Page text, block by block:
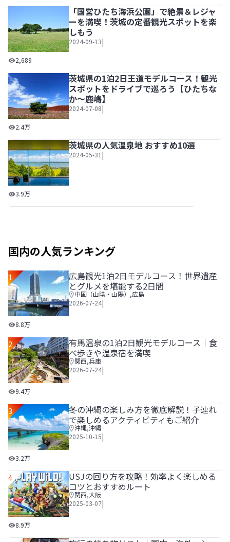
「国営ひたち海浜公園」で絶景＆レジャーを満喫！茨城の
2,689
「国営ひたち海浜公園」で絶景＆レジャ
ーを満喫！茨城の定番観光スポットを楽
しもう
2024-09-13|
茨城県の1泊2日王道モデルコース！観光スポットをドライ
2.4万
茨城県の1泊2日王道モデルコース！観光
スポットをドライブで巡ろう【ひたちな
か～鹿嶋】
2024-07-08|
茨城県の人気温泉地 おすすめ10選
3.9万
茨城県の人気温泉地 おすすめ10選
2024-05-31 |
国内の人気ランキング
1
広島観光1泊2日モデルコース！世界遺産とグルメを堪能す
8.8万
広島観光1泊2日モデルコース！世界遺産
とグルメを堪能する2日間
中国（山陰・山陽） ,広島
2026-07-24|
2
有馬温泉の1泊2日観光モデルコース｜食べ歩きや温泉宿を
9.4万
有馬温泉の1泊2日観光モデルコース｜食
べ歩きや温泉宿を満喫
関西,兵庫
2026-07-24|
3
冬の沖縄の楽しみ方を徹底解説！子連れで楽しめるアクテ
3.2万
冬の沖縄の楽しみ方を徹底解説！子連れ
で楽しめるアクティビティもご紹介
沖縄,沖縄
2025-10-15|
4
USJの回り方を攻略！効率よく楽しめるコツとおすすめル
8.9万
USJの回り方を攻略！効率よく楽しめる
コツとおすすめルート
関西,大阪
2025-03-07|